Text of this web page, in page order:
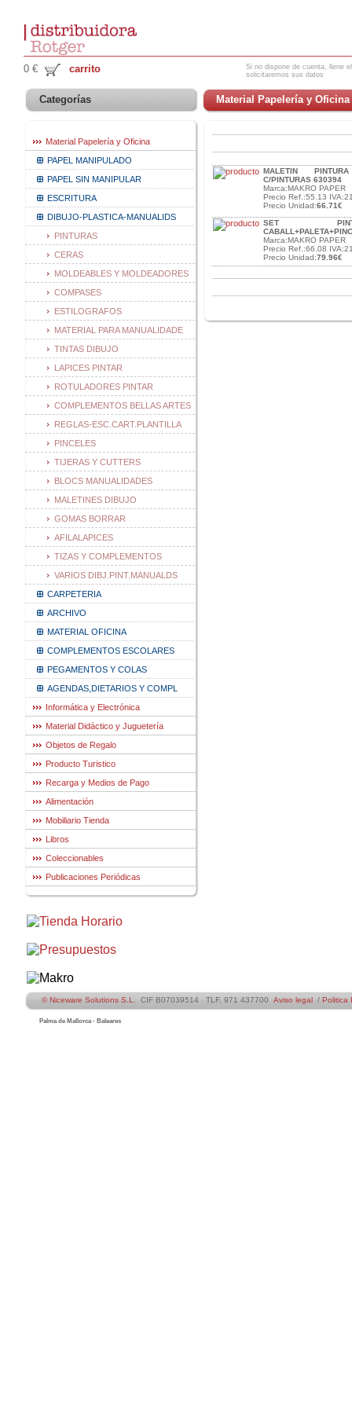
0 € carrito
Si no dispone de cuenta, llene
solicitaremos sus datos
Categorías
Material Papelería y Oficina
PAPEL MANIPULADO
PAPEL SIN MANIPULAR
ESCRITURA
DIBUJO-PLASTICA-MANUALIDS
PINTURAS
CERAS
MOLDEABLES Y MOLDEADORES
COMPASES
ESTILOGRAFOS
MATERIAL PARA MANUALIDADE
TINTAS DIBUJO
LAPICES PINTAR
ROTULADORES PINTAR
COMPLEMENTOS BELLAS ARTES
REGLAS-ESC.CART.PLANTILLA
PINCELES
TIJERAS Y CUTTERS
BLOCS MANUALIDADES
MALETINES DIBUJO
GOMAS BORRAR
AFILALAPICES
TIZAS Y COMPLEMENTOS
VARIOS DIBJ.PINT.MANUALDS
CARPETERIA
ARCHIVO
MATERIAL OFICINA
COMPLEMENTOS ESCOLARES
PEGAMENTOS Y COLAS
AGENDAS,DIETARIOS Y COMPL
Informática y Electrónica
Material Didáctico y Juguetería
Objetos de Regalo
Producto Turistico
Recarga y Medios de Pago
Alimentación
Mobiliario Tienda
Libros
Coleccionables
Publicaciones Periódicas
Material Papelería y Oficina
MALETIN
C/PINTURAS 630394
Marca:MAKRO PAPER
Precio Ref.:55.13
Precio Unidad:66.71€
SET
Marca:MAKRO PAPER
Precio Ref.:66.08
Precio Unidad:79.96€
© Niceware Solutions S.L. CIF B07039514 TLF. 971 437700 Aviso legal / Politica
Palma de Mallorca - Baleares